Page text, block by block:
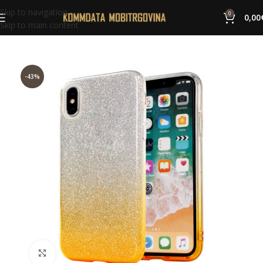
Skip to navigation
Skip to main content
0 0,00
-43%
Click to enlarge